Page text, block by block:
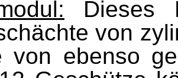
Dieses
von
von ebenso